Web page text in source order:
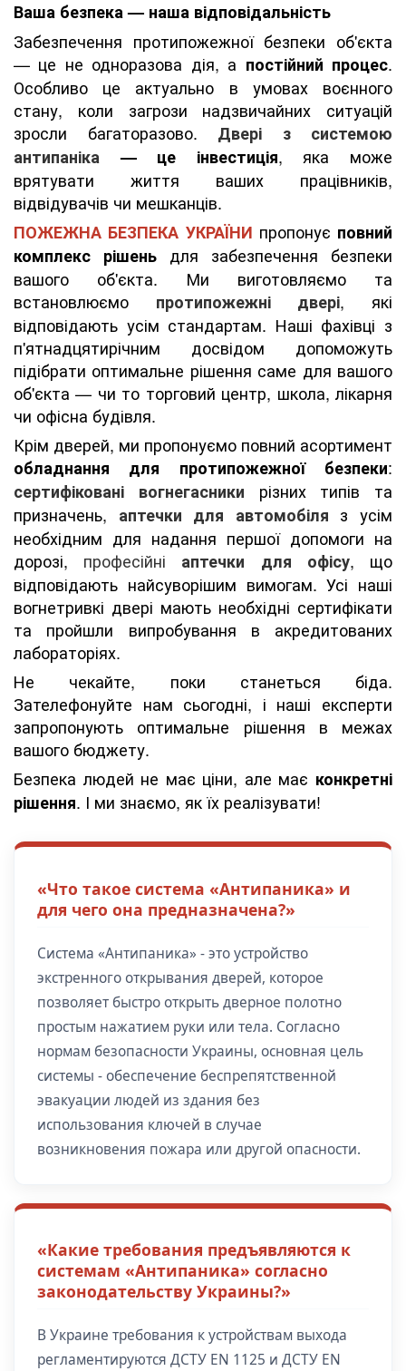
Ваша безпека — наша відповідальність
Забезпечення протипожежної безпеки об'єкта
— це не одноразова дія, а постійний процес.
Особливо це актуально в умовах воєнного
стану, коли загрози надзвичайних ситуацій
зросли багаторазово. Двері з системою
антипаніка — це інвестиція, яка може
врятувати життя ваших працівників,
відвідувачів чи мешканців.
ПОЖЕЖНА БЕЗПЕКА УКРАЇНИ пропонує повний
комплекс рішень для забезпечення безпеки
вашого об'єкта. Ми виготовляємо та
встановлюємо протипожежні двері, які
відповідають усім стандартам. Наші фахівці з
п'ятнадцятирічним досвідом допоможуть
підібрати оптимальне рішення саме для вашого
об'єкта — чи то торговий центр, школа, лікарня
чи офісна будівля.
Крім дверей, ми пропонуємо повний асортимент
обладнання для протипожежної безпеки:
сертифіковані вогнегасники різних типів та
призначень, аптечки для автомобіля з усім
необхідним для надання першої допомоги на
дорозі, професійні аптечки для офісу, що
відповідають найсуворішим вимогам. Усі наші
вогнетривкі двері мають необхідні сертифікати
та пройшли випробування в акредитованих
лабораторіях.
Не чекайте, поки станеться біда.
Зателефонуйте нам сьогодні, і наші експерти
запропонують оптимальне рішення в межах
вашого бюджету.
Безпека людей не має ціни, але має конкретні
рішення. І ми знаємо, як їх реалізувати!
«Что такое система «Антипаника» и
для чего она предназначена?»
Система «Антипаника» - это устройство
экстренного открывания дверей, которое
позволяет быстро открыть дверное полотно
простым нажатием руки или тела. Согласно
нормам безопасности Украины, основная цель
системы - обеспечение беспрепятственной
эвакуации людей из здания без
использования ключей в случае
возникновения пожара или другой опасности.
«Какие требования предъявляются к
системам «Антипаника» согласно
законодательству Украины?»
В Украине требования к устройствам выхода
регламентируются ДСТУ EN 1125 и ДСТУ EN